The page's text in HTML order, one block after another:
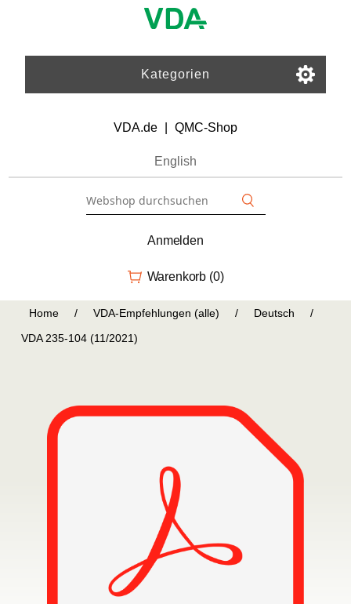
Kategorien
VDA.de QMC-Shop
English
Anmelden
Warenkorb (0)
Home / VDA-Empfehlungen (alle) / Deutsch
/
VDA 235-104 (11/2021)